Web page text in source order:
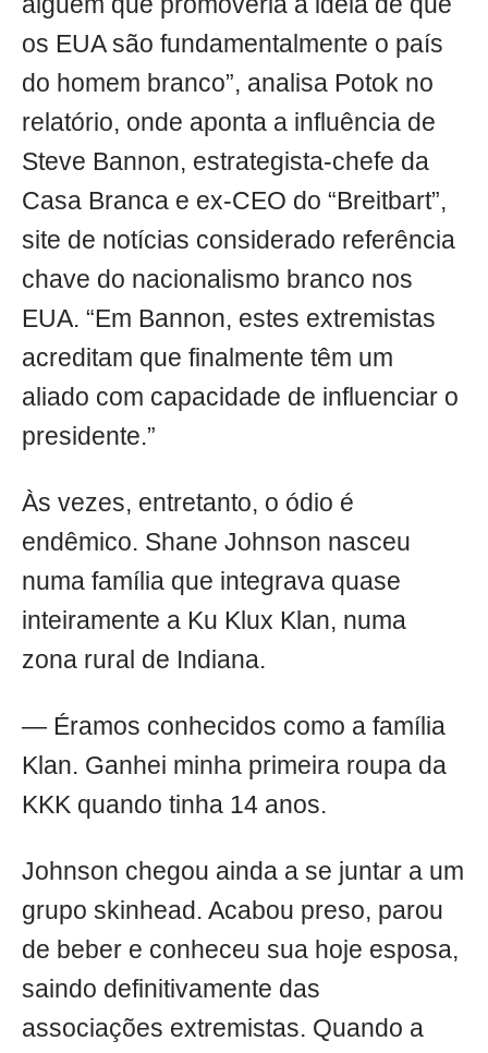
os EUA são fundamentalmente o país
do homem branco”, analisa Potok no
relatório, onde aponta a influência de
Steve Bannon, estrategista-chefe da
Casa Branca e ex-CEO do “Breitbart”,
site de notícias considerado referência
chave do nacionalismo branco nos
EUA. “Em Bannon, estes extremistas
acreditam que finalmente têm um
aliado com capacidade de influenciar o
presidente.”
Às vezes, entretanto, o ódio é
endêmico. Shane Johnson nasceu
numa família que integrava quase
inteiramente a Ku Klux Klan, numa
zona rural de Indiana.
— Éramos conhecidos como a família
Klan. Ganhei minha primeira roupa da
KKK quando tinha 14 anos.
Johnson chegou ainda a se juntar a um
grupo skinhead. Acabou preso, parou
de beber e conheceu sua hoje esposa,
saindo definitivamente das
associações extremistas. Quando a